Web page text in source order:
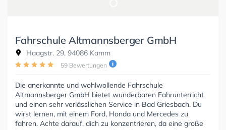
Fahrschule Altmannsberger GmbH
Haagstr. 29, 94086 Kamm
59 Bewertungen
Die anerkannte und wohlwollende Fahrschule
Altmannsberger GmbH bietet wunderbaren Fahrunterricht
und einen sehr verlässlichen Service in Bad Griesbach. Du
wirst lernen, mit einem Ford, Honda und Mercedes zu
fahren. Achte darauf, dich zu konzentrieren, da eine große